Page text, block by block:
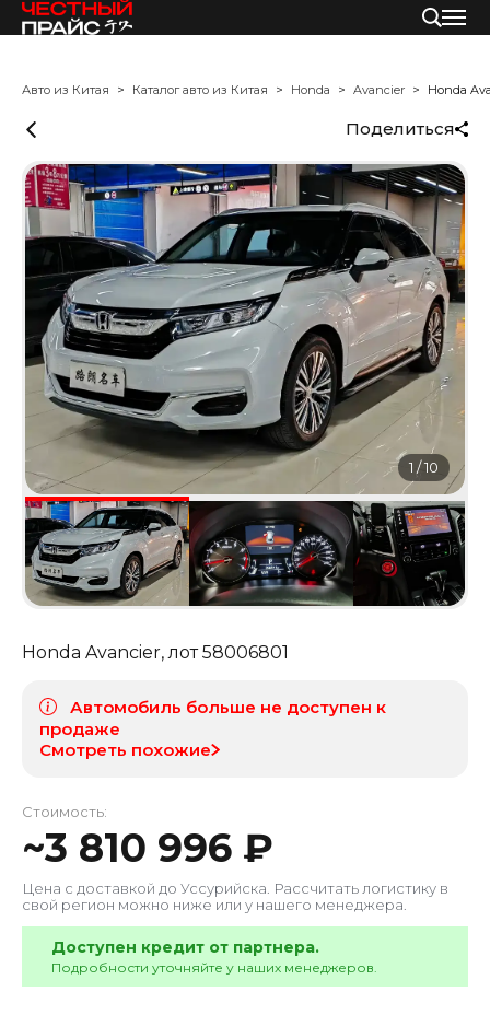
Авто из Китая Каталог авто из Китая Honda Avancier Honda
Поделиться
1 /10
Honda Avancier, лот58006801
Автомобиль больше не доступен к
продаже
Смотреть похожие
Стоимость:
~3 810 996 ₽
Цена с доставкой до Уссурийска . Рассчитать логистику в
свой регион можно ниже или у нашего менеджера.
Доступен кредит от партнера.
Подробности уточняйте у наших менеджеров.